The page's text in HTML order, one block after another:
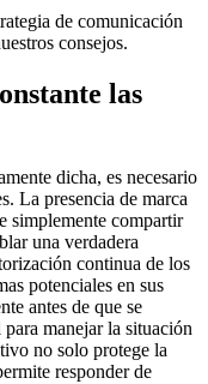
de comunicación
consejos.
las
dicha, es necesario
La presencia de marca
simplemente compartir
una verdadera
continua de los
potenciales en sus
antes de que se
manejar la situación
no solo protege la
responder de